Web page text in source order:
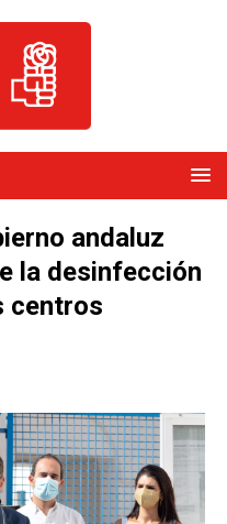
andaluz
la desinfección
centros